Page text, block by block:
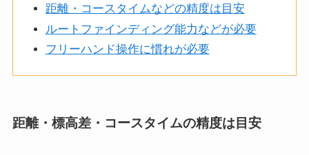
距離・コースタイムなどの精度は目安
ルートファインディング能力などが必要
フリーハンド操作に慣れが必要
距離・標高差・コースタイムの精度は目安